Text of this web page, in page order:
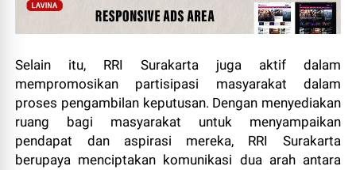
Selain itu, RRI Surakarta juga aktif dalam
mempromosikan partisipasi masyarakat dalam
proses pengambilan keputusan. Dengan menyediakan
ruang bagi masyarakat untuk menyampaikan
pendapat dan aspirasi mereka, RRI Surakarta
berupaya menciptakan komunikasi dua arah antara